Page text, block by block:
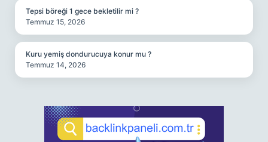
Tepsi böreği 1 gece bekletilir mi ?
Temmuz 15, 2026
Kuru yemiş dondurucuya konur mu ?
Temmuz 14, 2026